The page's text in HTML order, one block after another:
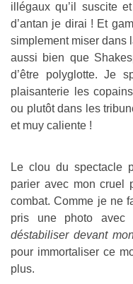
illégaux qu’il suscite
d’antan je dirai ! Et
simplement miser dans
aussi bien que
d’être polyglotte. Je
plaisanterie les
ou plutôt dans les
et muy caliente !
Le clou du spectacle
parier avec mon cruel
combat. Comme je ne
pris une photo
déstabiliser devant
pour immortaliser ce
plus.